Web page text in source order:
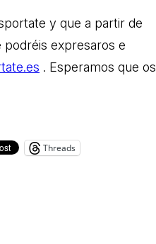
y que a partir de
podréis expresaros e
. Esperamos que os
Threads